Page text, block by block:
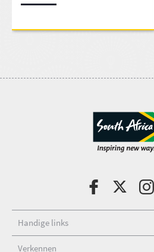
Handige links
Verkennen